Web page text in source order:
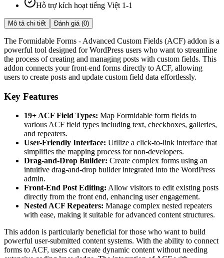
Hỗ trợ kích hoạt tiếng Việt 1-1
Mô tả chi tiết Đánh giá (0)
The Formidable Forms - Advanced Custom Fields (ACF) addon is a
powerful tool designed for WordPress users who want to streamline
the process of creating and managing posts with custom fields. This
addon connects your front-end forms directly to ACF, allowing
users to create posts and update custom field data effortlessly.
Key Features
19+ ACF Field Types: Map Formidable form fields to
various ACF field types including text, checkboxes, galleries,
and repeaters.
User-Friendly Interface: Utilize a click-to-link interface that
simplifies the mapping process for non-developers.
Drag-and-Drop Builder: Create complex forms using an
intuitive drag-and-drop builder integrated into the WordPress
admin.
Front-End Post Editing: Allow visitors to edit existing posts
directly from the front end, enhancing user engagement.
Nested ACF Repeaters: Manage complex nested repeaters
with ease, making it suitable for advanced content structures.
This addon is particularly beneficial for those who want to build
powerful user-submitted content systems. With the ability to connect
forms to ACF, users can create dynamic content without needing